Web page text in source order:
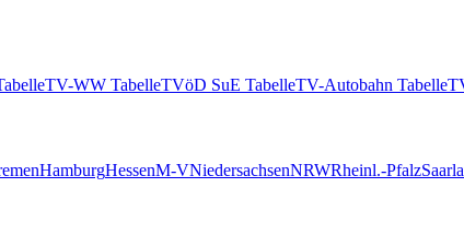
TV-WW TabelleTVöD SuE TabelleTV-Autobahn Tabelle
HamburgHessenM-VNiedersachsenNRWRheinl.-Pfalz